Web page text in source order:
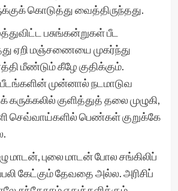
கொடுத்து வைத்திருந்தது.
பசுங்கன்றுகள் பீட
ஏறி மஞ்சணையை முகர்ந்து
மீண்டும் கீழே குதிக்கும்.
முன்னால் நடமாடுவ
கருக்கலில் குளித்துத் தலை முழுகி,
செவ்வாய்களில் பெண்கள் குறுக்கே
மாடன், புலை மாடன் போல சங்கிலிப்
கேட்கும் தேவதை அல்ல. அரிசிப்